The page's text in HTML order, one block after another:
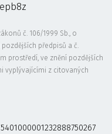
č. 106/1999 Sb., o
předpisů a č.
prostředí, ve znění pozdějších
vyplývajícími z citovaných